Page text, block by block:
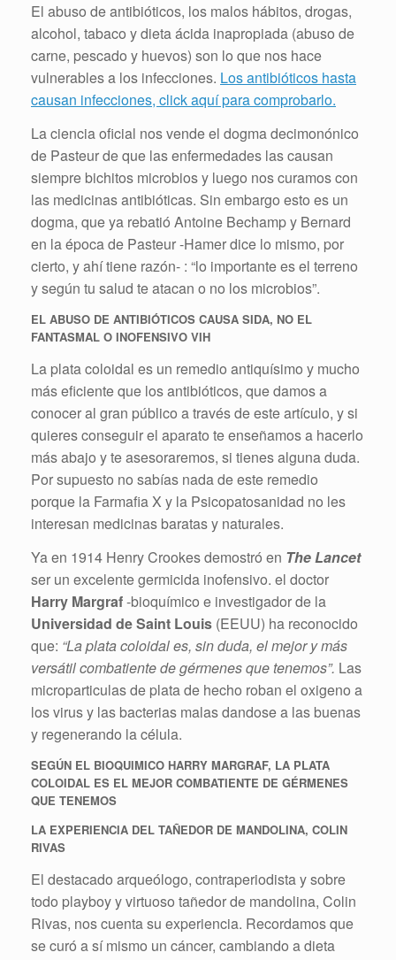
El abuso de antibióticos, los malos hábitos, drogas,
alcohol, tabaco y dieta ácida inapropiada (abuso de
carne, pescado y huevos) son lo que nos hace
vulnerables a los infecciones. Los antibióticos hasta
causan infecciones, click aquí para comprobarlo.
La ciencia oficial nos vende el dogma decimonónico
de Pasteur de que lasenfermedades las causan
siempre bichitos microbios y luego nos curamos con
las medicinas antibióticas. Sin embargo esto es un
dogma, que ya rebatió Antoine Bechamp y Bernard
en la época de Pasteur -Hamer dice lo mismo, por
cierto, y ahí tiene razón- : “lo importante es el terreno
y según tu salud te atacan o no los microbios”.
EL ABUSO DE ANTIBIÓTICOS CAUSA SIDA, NO EL
FANTASMAL O INOFENSIVO VIH
La plata coloidal es un remedio antiquísimo y mucho
más eficiente que los antibióticos, que damos a
conocer al gran público a través de este artículo, y si
quieres conseguir el aparato te enseñamos a hacerlo
más abajo y te asesoraremos, si tienes alguna duda.
Por supuesto no sabías nada de este remedio
porque la Farmafia X y la Psicopatosanidad no les
interesan medicinas baratas y naturales.
Ya en 1914 Henry Crookes demostró en The Lancet
ser un excelente germicida inofensivo. el doctor
Harry Margraf-bioquímico e investigador de la
Universidad de Saint Louis (EEUU) ha reconocido
que: “La plata coloidal es, sin duda, el mejor y más
versátil combatiente de gérmenes que tenemos”. Las
microparticulas de plata de hecho roban el oxigeno a
los virus y las bacterias malas dandose a las buenas
y regenerando la célula.
SEGÚN EL BIOQUIMICO HARRY MARGRAF, LA PLATA
COLOIDAL ES EL MEJOR COMBATIENTE DE GÉRMENES
QUE TENEMOS
LA EXPERIENCIA DEL TAÑEDOR DE MANDOLINA, COLIN
RIVAS
El destacado arqueólogo, contraperiodista y sobre
todo playboy y virtuoso tañedor de mandolina, Colin
Rivas, nos cuenta su experiencia. Recordamos que
se curó a sí mismo un cáncer, cambiando a dieta